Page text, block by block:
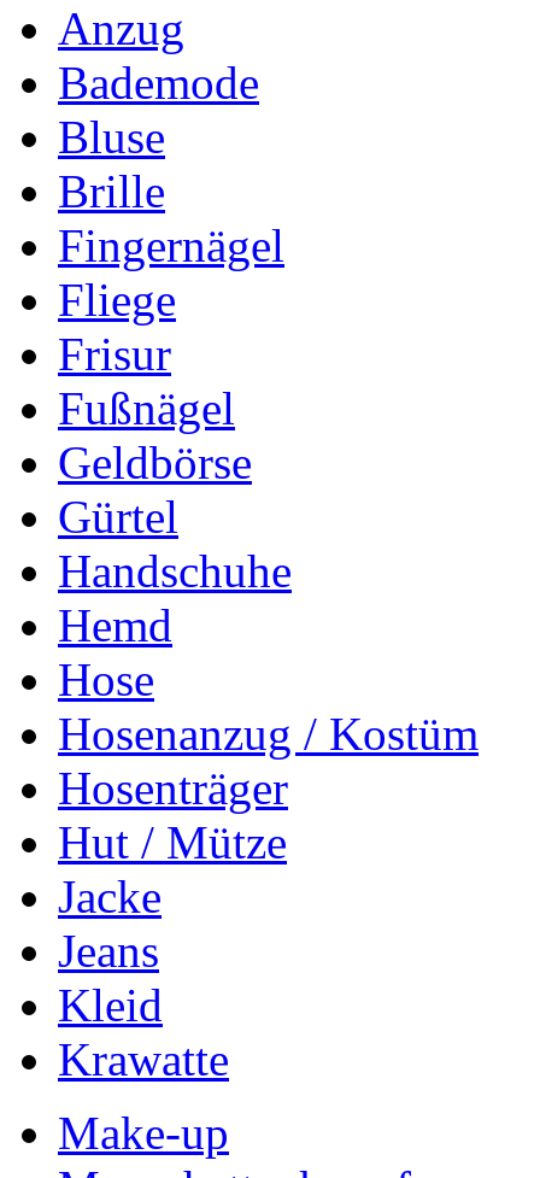
Anzug
Bademode
Bluse
Brille
Fingernägel
Fliege
Frisur
Fußnägel
Geldbörse
Gürtel
Handschuhe
Hemd
Hose
Hosenanzug / Kostüm
Hosenträger
Hut / Mütze
Jacke
Jeans
Kleid
Krawatte
Make-up